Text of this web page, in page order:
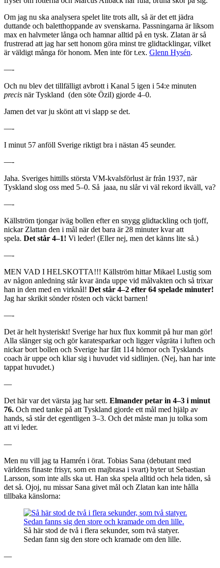
Om jag nu ska analysera spelet lite trots allt, så är det ett jädra
duttande och baletthoppande av svenskarna. Passningarna är liksom
max en halvmeter långa och hamnar alltid på en tysk. Zlatan är så
frustrerad att jag har sett honom göra minst tre glidtacklingar, vilket
är väldigt många för honom. Men inte för t.ex. Glenn Hysén.
—-
Och nu blev det tillfälligt avbrott i Kanal 5 igen i 54:e minuten
precis när Tyskland (den söte Özil) gjorde 4–0.
Jamen det var ju skönt att vi slapp se det.
—-
I minut 57 anföll Sverige riktigt bra i nästan 45 seunder.
—-
Jaha. Sveriges hittills största VM-kvalsförlust är från 1937, när
Tyskland slog oss med 5–0. Så jaaa, nu slår vi väl rekord ikväll, va?
—-
Källström tjongar iväg bollen efter en snygg glidtackling och tjoff,
nickar Zlattan den i mål när det bara är 28 minuter kvar att
spela. Det står 4–1! Vi leder! (Eller nej, men det känns lite så.)
—-
MEN VAD I HELSKOTTA!!! Källström hittar Mikael Lustig som
av någon anledning står kvar ända uppe vid målvakten och så trixar
han in den med en virknål! Det står 4–2 efter 64 spelade minuter!
Jag har skrikit sönder rösten och väckt barnen!
—-
Det är helt hysteriskt! Sverige har hux flux kommit på hur man gör!
Alla slänger sig och gör karatesparkar och ligger vågräta i luften och
nickar bort bollen och Sverige har fått 114 hörnor och Tysklands
coach är uppe och kliar sig i huvudet vid sidlinjen. (Nej, han har inte
tappat huvudet.)
—
Det här var det värsta jag har sett. Elmander petar in 4–3 i minut
76. Och med tanke på att Tyskland gjorde ett mål med hjälp av
hands, så står det egentligen 3–3. Och det måste man ju tolka som
att vi leder.
—
Men nu vill jag ta Hamrén i örat. Tobias Sana (debutant med
världens finaste frisyr, som en majbrasa i svart) byter ut Sebastian
Larsson, som inte alls ska ut. Han ska spela alltid och hela tiden, så
det så. Ojoj, nu missar Sana givet mål och Zlatan kan inte hålla
tillbaka känslorna:
Så här stod de två i flera sekunder, som två statyer.
Sedan fann sig den store och kramade om den lille.
—